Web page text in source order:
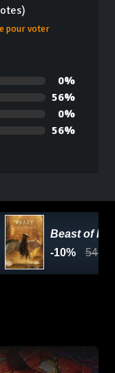
pour voter
0%
56%
0%
56%